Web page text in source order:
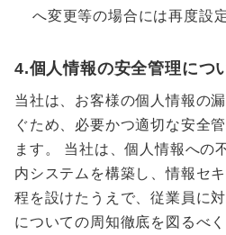
へ変更等の場合には再度設
4.個人情報の安全管理につ
当社は、お客様の個人情報の
ぐため、必要かつ適切な安全
ます。 当社は、個人情報への
内システムを構築し、情報セ
程を設けたうえで、従業員に
についての周知徹底を図るべ